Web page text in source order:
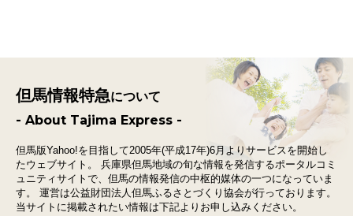
但馬情報特急について
- About Tajima Express -
但馬版Yahoo!を目指して2005年(平成17年)6月よりサービスを開始し
たウェブサイト。
兵庫県但馬地域の旬な情報を発信するポータルコミ
ュニティサイトで、 但馬の情報発信の中枢的媒体の一つになっていま
す。
運営は公益財団法人但馬ふるさとづくり協会が行っております。
当サイトに掲載されたい情報は下記よりお申し込みください。